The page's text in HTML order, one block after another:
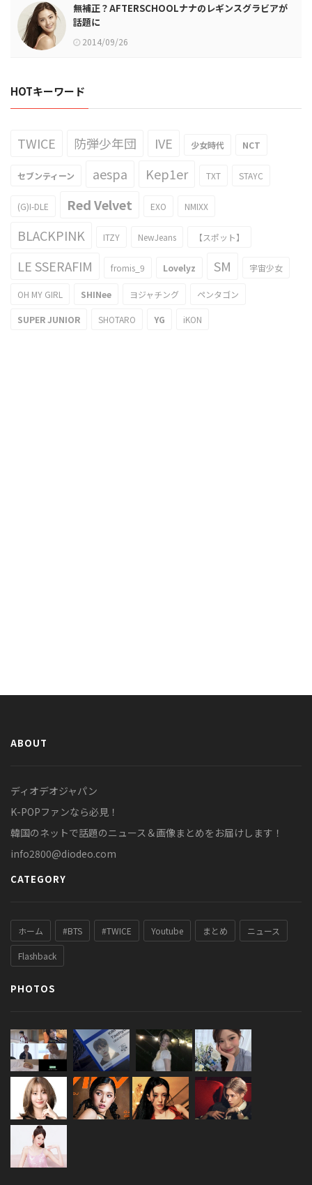
無補正？AFTERSCHOOLナナのレギンスグラビアが
話題に
2014/09/26
HOTキーワード
TWICE 防弾少年団 IVE 少女時代 NCT
セブンティーン aespa Kep1er TXT STAYC
(G)I-DLE Red Velvet EXO NMIXX
BLACKPINK ITZY NewJeans 【スポット】
LE SSERAFIM fromis_9 Lovelyz SM 宇宙少女
OH MY GIRL SHINee ヨジャチング ペンタゴン
SUPER JUNIOR SHOTARO YG iKON
ABOUT
ディオデオジャパン
K-POPファンなら必見！
韓国のネットで話題のニュース＆画像まとめをお届けします！
info2800@diodeo.com
CATEGORY
ホーム #BTS #TWICE Youtube まとめ ニュース
Flashback
PHOTOS